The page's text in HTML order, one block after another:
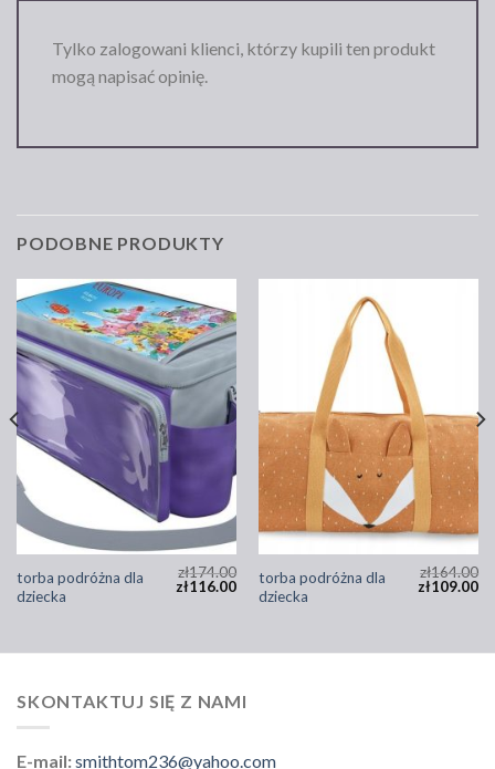
Tylko zalogowani klienci, którzy kupili ten produkt
mogą napisać opinię.
PODOBNE PRODUKTY
torba podróżna dla
dziecka
zł174.00
zł116.00
torba podróżna dla
dziecka
zł164.00
zł109.00
SKONTAKTUJ SIĘ Z NAMI
E-mail:smithtom236@yahoo.com